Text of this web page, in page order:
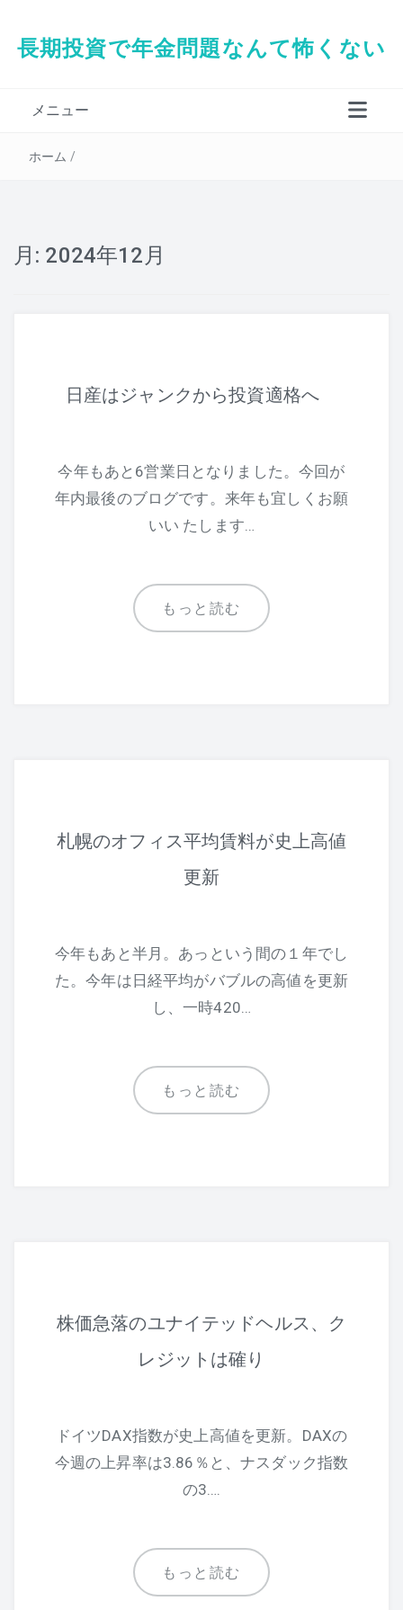
長期投資で年金問題なんて怖くない
メニュー
タダシの経歴
ホーム /
月: 2024年12月
日産はジャンクから投資適格へ
今年もあと6営業日となりました。今回が
年内最後のブログです。来年も宜しくお願
いい たします…
もっと読む
札幌のオフィス平均賃料が史上高値
更新
今年もあと半月。あっという間の１年でし
た。今年は日経平均がバブルの高値を更新
し、一時420…
もっと読む
株価急落のユナイテッドヘルス、ク
レジットは確り
ドイツDAX指数が史上高値を更新。DAXの
今週の上昇率は3.86％と、ナスダック指数
の3….
もっと読む